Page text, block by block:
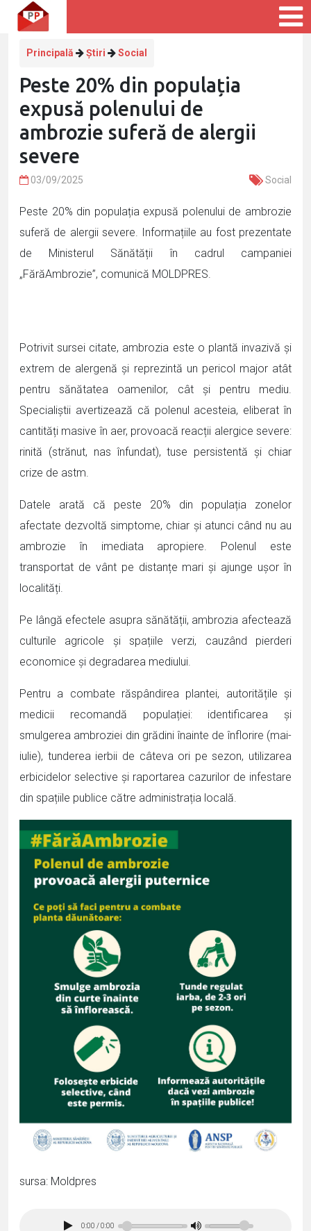
Principală Știri Social
Peste 20% din populația
expusă polenului de
ambrozie suferă de alergii
severe
03/09/2025 Social
Peste 20% din populația expusă polenului de ambrozie
suferă de alergii severe. Informațiile au fost prezentate
de Ministerul Sănătății în cadrul campaniei
„FărăAmbrozie”, comunică MOLDPRES.
Potrivit sursei citate, ambrozia este o plantă invazivă și
extrem de alergenă și reprezintă un pericol major atât
pentru sănătatea oamenilor, cât și pentru mediu.
Specialiștii avertizează că polenul acesteia, eliberat în
cantități masive în aer, provoacă reacții alergice severe:
rinită (strănut, nas înfundat), tuse persistentă și chiar
crize de astm.
Datele arată că peste 20% din populația zonelor
afectate dezvoltă simptome, chiar și atunci când nu au
ambrozie în imediata apropiere. Polenul este
transportat de vânt pe distanțe mari și ajunge ușor în
localități.
Pe lângă efectele asupra sănătății, ambrozia afectează
culturile agricole și spațiile verzi, cauzând pierderi
economice și degradarea mediului.
Pentru a combate răspândirea plantei, autoritățile și
medicii recomandă populației: identificarea și
smulgerea ambroziei din grădini înainte de înflorire (mai-
iulie), tunderea ierbii de câteva ori pe sezon, utilizarea
erbicidelor selective și raportarea cazurilor de infestare
din spațiile publice către administrația locală.
sursa: Moldpres
0:00 /0:00